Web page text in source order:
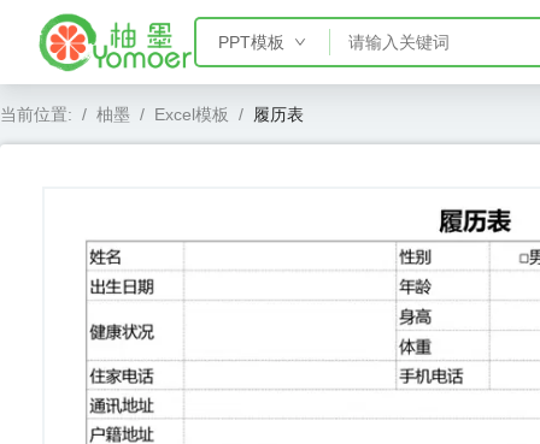
PPT模板
当前位置: / 柚墨 / Excel模板 / 履历表